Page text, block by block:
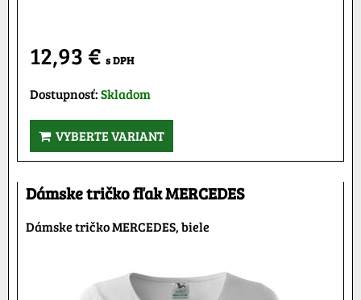
12,93 € s DPH
Dostupnosť:Skladom
VYBERTE VARIANT
Dámske tričko fľak MERCEDES
Dámske tričko MERCEDES, biele